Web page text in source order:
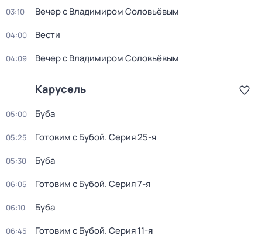
03:10 Вечер с Владимиром Соловьёвым
04:00 Вести
04:09 Вечер с Владимиром Соловьёвым
Карусель
05:00 Буба
05:25 Готовим с Бубой. Серия 25-я
05:30 Буба
06:05 Готовим с Бубой. Серия 7-я
06:10 Буба
06:45 Готовим с Бубой. Серия 11-я